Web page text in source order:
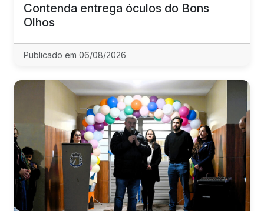
Contenda entrega óculos do Bons
Olhos
Publicado em 06/08/2026